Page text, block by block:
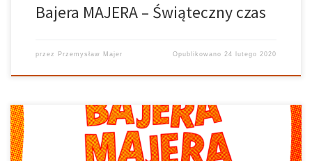
Bajera MAJERA – Świąteczny czas
przez Przemysław Majer Opublikowano 24 lutego 2020